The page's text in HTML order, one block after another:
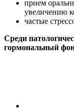
прием
увеличению
частые
Среди
гормональный